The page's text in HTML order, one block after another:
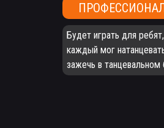
Будет играть для
каждый мог
зажечь в танцевальном